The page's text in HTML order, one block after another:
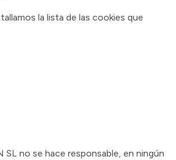
la lista de las cookies que
SL no se hace responsable, en ningún